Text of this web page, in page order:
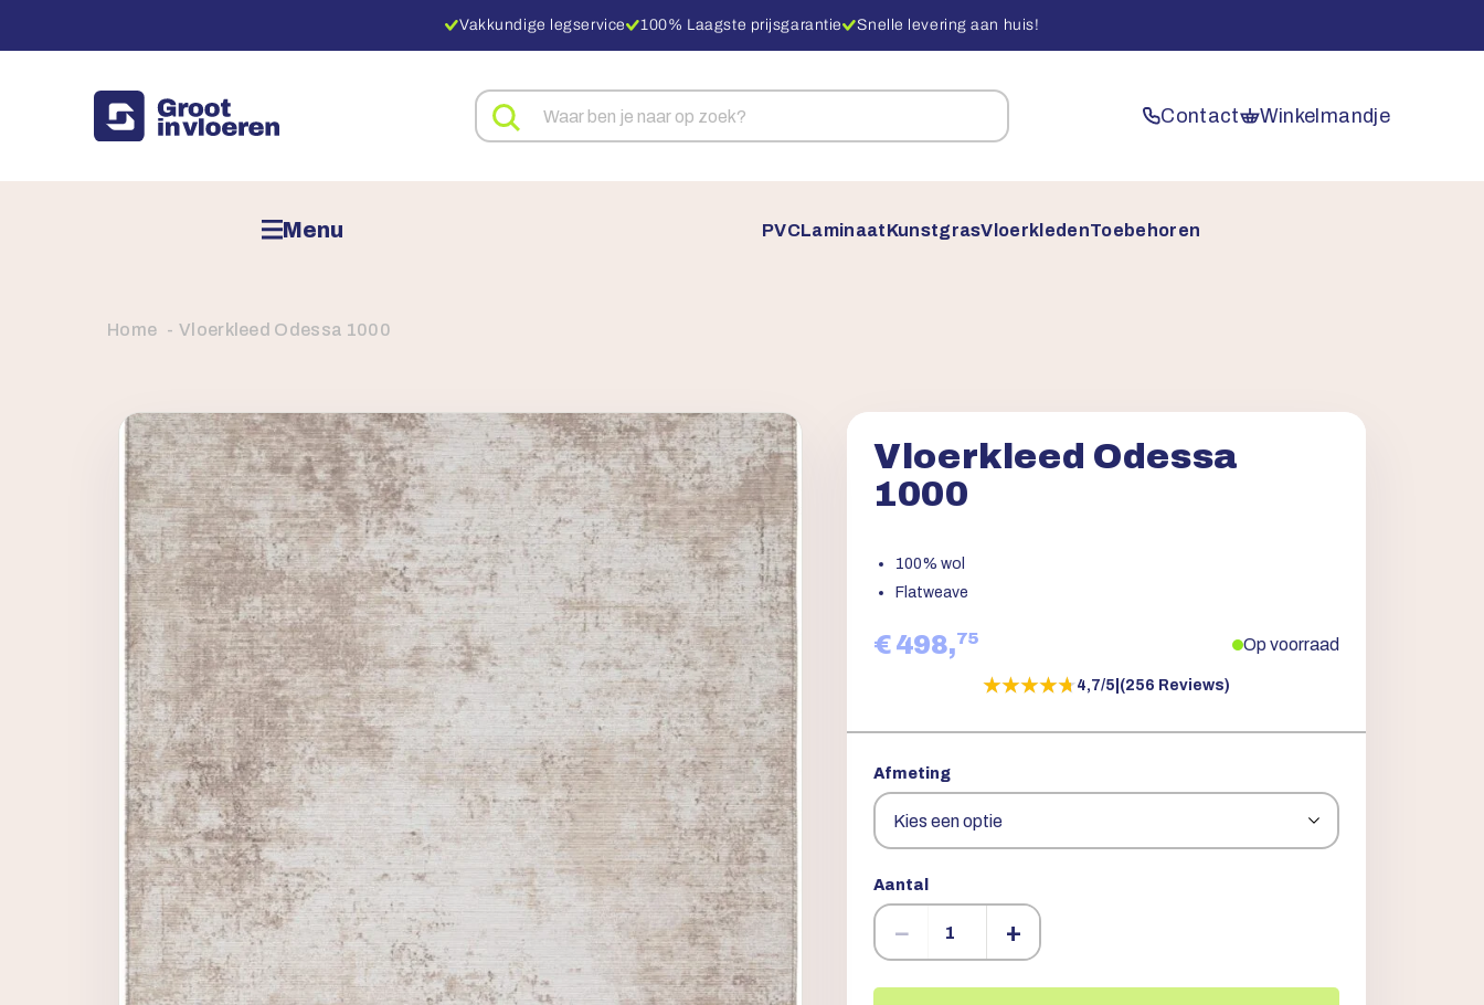
Vakkundige legservice 100% Laagste prijsgarantie Snelle levering aan huis!
Zoeken
naar
Contact Winkelmandje
Menu PVCLaminaatKunstgrasVloerkledenToebehoren
Home Vloerkleed Odessa 1000
Vloerkleed Odessa
1000
100% wol
Flatweave
€ 498,75 Op voorraad
★★★★★
★★★★★4,7/5 (256 Reviews)
Afmeting
Aantal
− +